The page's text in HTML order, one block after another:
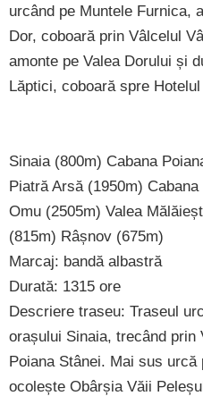
urcând pe Muntele Furnica,
Dor, coboară prin Vâlcelul
amonte pe Valea Dorului și
Lăptici, coboară spre
Sinaia (800m) Cabana
Piatră Arsă (1950m)
Omu (2505m) Valea
(815m) Râșnov (675m)
Marcaj: bandă albastră
Durată: 1315 ore
Descriere traseu: Traseul
orașului Sinaia, trecând prin
Poiana Stânei. Mai sus
ocolește Obârșia Văii